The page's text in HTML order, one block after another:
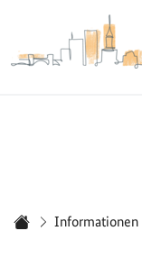
Zur Startseite - BGZ
Informationen